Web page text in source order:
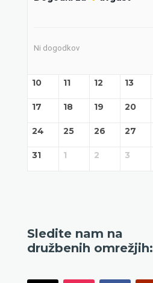
Ni dogodkov
10 11 12 13
17 18 19 20
24 25 26 27
31 1 2 3
Sledite nam na
družbenih omrežjih: